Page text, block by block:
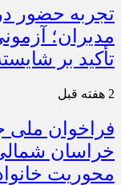
تجربه حضور
مدیران؛
تأکید بر
2 هفته قبل
فراخوان ملی
خراسان
محوریت